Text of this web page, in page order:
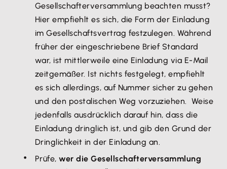
Gesellschafterversammlung beachten musst?
Hier empfiehlt es sich, die Form der Einladung
im Gesellschaftsvertrag festzulegen. Während
früher der eingeschriebene Brief Standard
war, ist mittlerweile eine Einladung via E-Mail
zeitgemäßer. Ist nichts festgelegt, empfiehlt
es sich allerdings, auf Nummer sicher zu gehen
und den postalischen Weg vorzuziehen. Weise
jedenfalls ausdrücklich darauf hin, dass die
Einladung dringlich ist, und gib den Grund der
Dringlichkeit in der Einladung an.
Prüfe,wer die Gesellschafterversammlung